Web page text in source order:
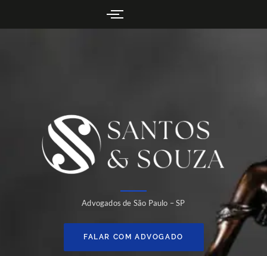
Advogados de São Paulo – SP
FALAR COM ADVOGADO